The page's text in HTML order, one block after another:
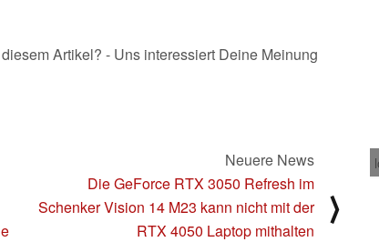
Artikel? - Uns interessiert Deine Meinung
Neuere News
Die GeForce RTX 3050 Refresh im
Schenker Vision 14 M23 kann nicht mit der
RTX 4050 Laptop mithalten
⟩